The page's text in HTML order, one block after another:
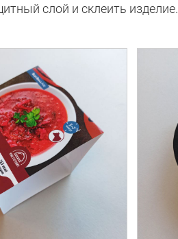
слой и склеить изделие.